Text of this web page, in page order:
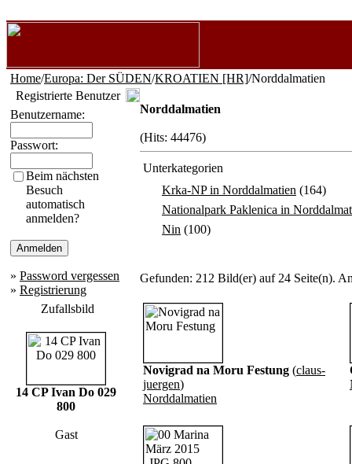
Home/Europa: Der SÜDEN/KROATIEN [HR]/Norddalmatien
Registrierte Benutzer
Benutzername:
Passwort:
Beim nächsten
Besuch
automatisch
anmelden?
» Password vergessen
» Registrierung
Zufallsbild
14 CP Ivan Do 029
800
Gast
Norddalmatien
(Hits: 44476)
Unterkategorien
Krka-NP in Norddalmatien (164)
Nationalpark Paklenica in
Nin (100)
Gefunden: 212 Bild(er) auf 24 Seite(n).
Novigrad na Moru Festung (claus-
juergen)
Norddalmatien